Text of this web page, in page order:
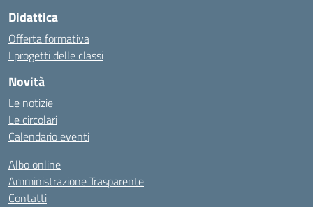
Didattica
Offerta formativa
I progetti delle classi
Novità
Le notizie
Le circolari
Calendario eventi
Albo online
Amministrazione Trasparente
Contatti